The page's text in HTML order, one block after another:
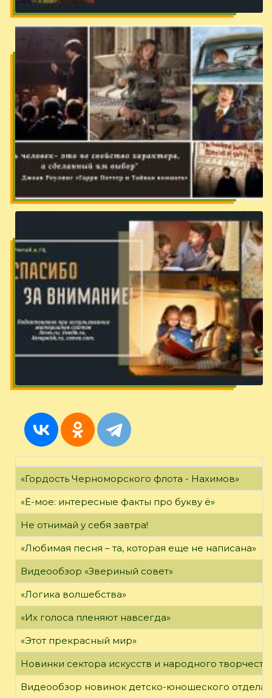
«Гордость Черноморского флота - Нахимов»
«Ё-мое: интересные факты про букву ё»
Не отнимай у себя завтра!
«Любимая песня – та, которая еще не написана»
Видеообзор «Звериный совет»
«Логика волшебства»
«Их голоса пленяют навсегда»
«Этот прекрасный мир»
Новинки сектора искусств и народного
Видеообзор новинок детско-юношеского отдела